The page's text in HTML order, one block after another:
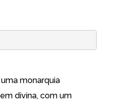
monarquia
divina, com um